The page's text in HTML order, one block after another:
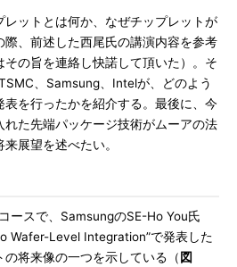
ットとは何か、なぜチップレットが
際、前述した西尾氏の講演内容を参考
の旨を連絡し快諾して頂いた）。そ
、Samsung、Intelが、どのよう
を行ったかを紹介する。最後に、今
た先端パッケージ技術がムーアの法
展望を述べたい。
ースで、SamsungのSE-Ho You氏
Wafer-Level Integration”で発表した
将来像の一つを示している（ 図